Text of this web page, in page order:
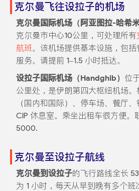
克尔曼飞往设拉子的机场
克尔曼国际机场（阿亚图拉-哈希
克尔曼市中心10公里，可处理所有
航班。该机场提供基本设施，包
服务。请提前 1–1.5 小时抵达。
设拉子国际机场（Handghib） 位
公里处，是伊朗第四大枢纽机场
（国内和国际）、停车场、餐厅
CIP 休息室。乘坐出租车很方便。
5000.
克尔曼至设拉子航线
克尔曼到设拉子的飞行路线全长
为 1 小时，每天从早到晚有多个